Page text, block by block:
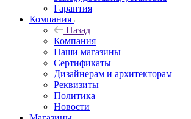
Гарантия
Компания
Назад
Компания
Наши магазины
Сертификаты
Дизайнерам и архитекторам
Реквизиты
Политика
Новости